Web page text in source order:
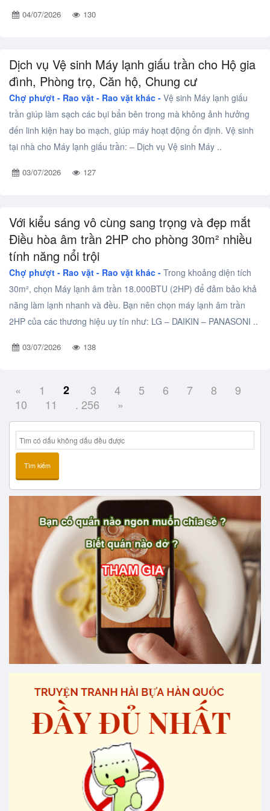
04/07/2026 130
Dịch vụ Vệ sinh Máy lạnh giấu trần cho Hộ gia
đình, Phòng trọ, Căn hộ, Chung cư
Chợ phượt - Rao vặt - Rao vặt khác - Vệ sinh Máy lạnh giấu
trần giúp làm sạch các bụi bẩn bên trong mà không ảnh hưởng
đến linh kiện hay bo mạch, giúp máy hoạt động ổn định. Vệ sinh
tại nhà cho Máy lạnh giấu trần: – Dịch vụ Vệ sinh Máy ..
03/07/2026 127
Với kiểu sáng vô cùng sang trọng và đẹp mắt
Điều hòa âm trần 2HP cho phòng 30m² nhiều
tính năng nổi trội
Chợ phượt - Rao vặt - Rao vặt khác - Trong khoảng diện tích
30m², chọn Máy lạnh âm trần 18.000BTU (2HP) để đảm bảo khả
năng làm lạnh nhanh và đều. Bạn nên chọn máy lạnh âm trần
2HP của các thương hiệu uy tín như: LG – DAIKIN – PANASONI ..
03/07/2026 138
« 1 2 3 4 5 6 7 8
9
10
11 . 256 »
Tìm kiếm